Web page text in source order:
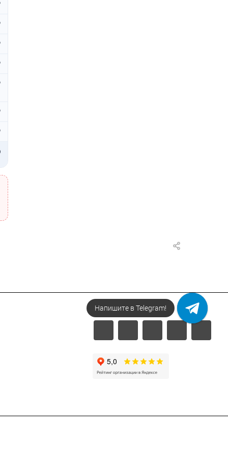
Напишите в Telegram!